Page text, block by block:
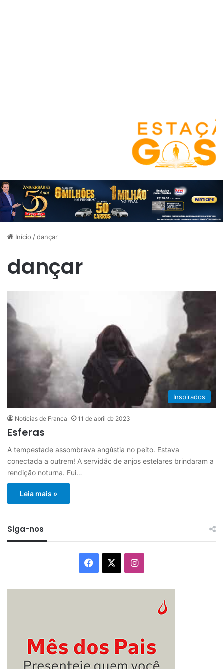
Início /dançar
dançar
Inspirados
Notícias de Franca 11 de abril de 2023
Esferas
A tempestade assombrava angústia no peito. Estava
conectada a outrem! A servidão de anjos estelares brindaram a
rendição noturna. Fui…
Leia mais »
Siga-nos
Facebook Instagram